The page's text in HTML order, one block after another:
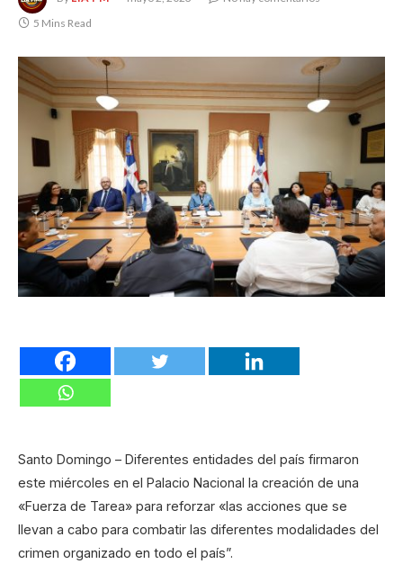
5 Mins Read
Santo Domingo – Diferentes entidades del país firmaron
este miércoles en el Palacio Nacional la creación de una
«Fuerza de Tarea» para reforzar «las acciones que se
llevan a cabo para combatir las diferentes modalidades del
crimen organizado en todo el país”.